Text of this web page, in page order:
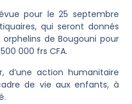
pour le 25 septembre
qui seront donnés
de Bougouni pour
000 frs CFA.
d’une action humanitaire
de vie aux enfants, à